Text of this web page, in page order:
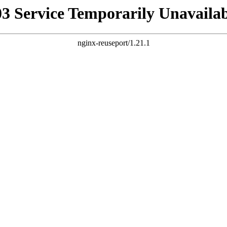
Service Temporarily
nginx-reuseport/1.21.1